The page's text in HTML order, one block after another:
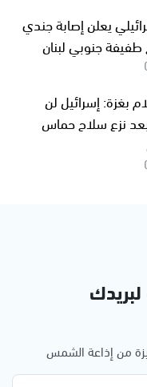
يعلن إصابة جندي
طفيفة جنوبي لبنان
بغزة: إسرائيل لن
نزع سلاح حماس
من إذاعة الشمس